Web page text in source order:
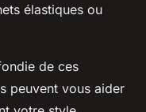
élastiques ou
de ces
peuvent vous aider